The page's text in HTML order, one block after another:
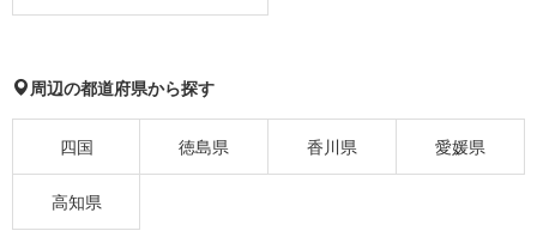
周辺の都道府県から探す
四国 徳島県 香川県 愛媛県
高知県